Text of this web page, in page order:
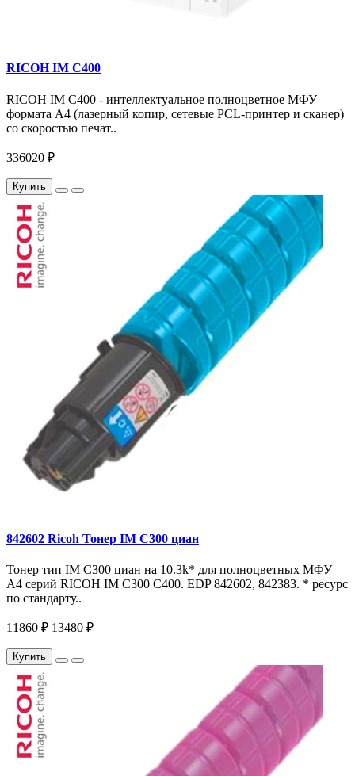
RICOH IM C400
RICOH IM C400 - интеллектуальное полноцветное МФУ
формата А4 (лазерный копир, сетевые PCL-принтер и сканер)
со скоростью печат..
336020 ₽
Купить
842602 Ricoh Тонер IM C300 циан
Тонер тип IM C300 циан на 10.3k* для полноцветных МФУ
A4 серий RICOH IM С300 С400. EDP 842602, 842383. * ресурс
по стандарту..
11860 ₽ 13480 ₽
Купить